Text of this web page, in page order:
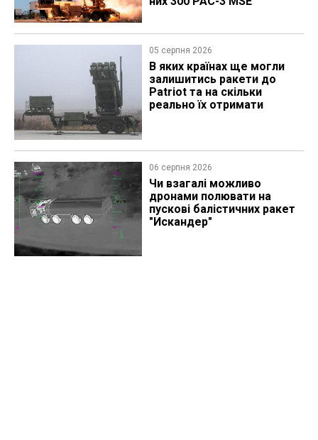
05 серпня 2026
В яких країнах ще могли
залишитись ракети до
Patriot та на скільки
реально їх отримати
06 серпня 2026
Чи взагалі можливо
дронами полювати на
пускові балістичних ракет
"Искандер"